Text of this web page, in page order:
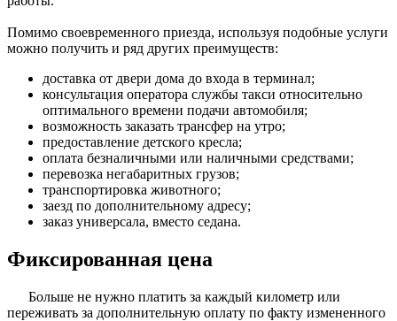
Помимо своевременного приезда, используя подобные услуги
можно получить и ряд других преимуществ:
доставка от двери дома до входа в терминал;
консультация оператора службы такси относительно
оптимального времени подачи автомобиля;
возможность заказать трансфер на утро;
предоставление детского кресла;
оплата безналичными или наличными средствами;
перевозка негабаритных грузов;
транспортировка животного;
заезд по дополнительному адресу;
заказ универсала, вместо седана.
Фиксированная цена
Больше не нужно платить за каждый километр или
переживать за дополнительную оплату по факту измененного